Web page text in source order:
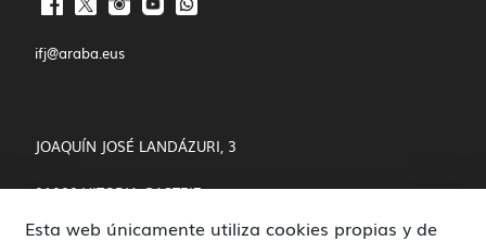
ifj@araba.eus
JOAQUÍN JOSÉ LANDÁZURI, 3
01008 VITORIA-GASTEIZ
Esta web únicamente utiliza cookies propias y de